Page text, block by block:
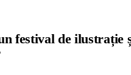
festival de ilustrație